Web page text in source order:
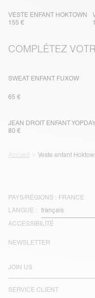
VESTE ENFANT HOKTOWN
155 €
COMPLÉTEZ
SWEAT ENFANT FUXOW
65 €
JEAN DROIT ENFANT
80 €
Accueil Veste enfant
PAYS/RÉGIONS : FRANCE
LANGUE :
ACCESSIBILITÉ
JOIN US
SERVICE CLIENT
NEWSLETTER